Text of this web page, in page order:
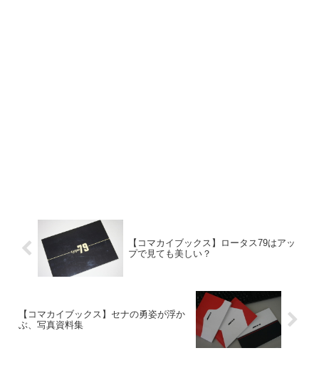
【コマカイブックス】ロータス79はアッ
プで見ても美しい？
【コマカイブックス】セナの勇姿が浮か
ぶ、写真資料集